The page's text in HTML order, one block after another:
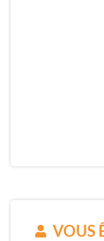
VOUS